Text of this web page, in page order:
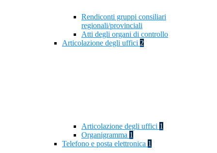
Rendiconti gruppi consiliari
regionali/provinciali
Atti degli organi di controllo
Articolazione degli uffici 2
Articolazione degli uffici 1
Organigramma 1
Telefono e posta elettronica 1